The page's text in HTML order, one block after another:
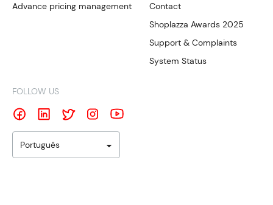
Advance pricing management
Contact
Shoplazza Awards 2025
Support & Complaints
System Status
FOLLOW US
Português